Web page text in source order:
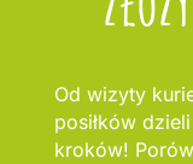
Od wizyty
posiłków
kroków!